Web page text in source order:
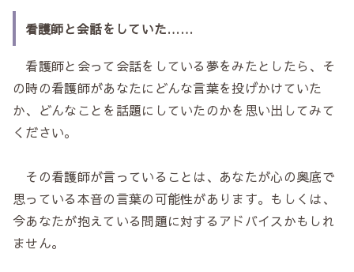
看護師と会話をしていた……
看護師と会って会話をしている夢をみたとしたら、そ
の時の看護師があなたにどんな言葉を投げかけていた
か、どんなことを話題にしていたのかを思い出してみて
ください。
その看護師が言っていることは、あなたが心の奥底で
思っている本音の言葉の可能性があります。もしくは、
今あなたが抱えている問題に対するアドバイスかもしれ
ません。